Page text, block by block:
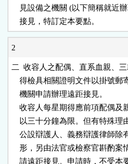
見設備之機關 (以下簡稱就近
    接見，特訂定本要點。
2
二  收容人之配偶、直系血親、
得檢具相關證明文件以掛號
機關申請辦理
收容人每星期得應前項配偶
以三十分鐘為限。但有特殊
公設辯護人、義務辯護律師
形，另由法官或檢察官斟酌
請遠距接見。申請時，不受本